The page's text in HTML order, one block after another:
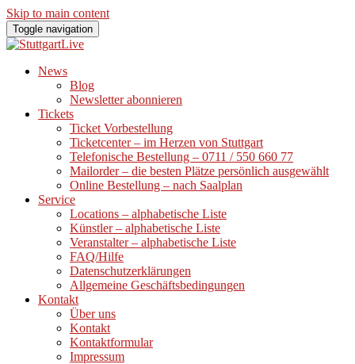
Skip to main content
Toggle navigation
News
Blog
Newsletter abonnieren
Tickets
Ticket Vorbestellung
Ticketcenter – im Herzen von Stuttgart
Telefonische Bestellung – 0711 / 550 660 77
Mailorder – die besten Plätze persönlich ausgewählt
Online Bestellung – nach Saalplan
Service
Locations – alphabetische Liste
Künstler – alphabetische Liste
Veranstalter – alphabetische Liste
FAQ/Hilfe
Datenschutzerklärungen
Allgemeine Geschäftsbedingungen
Kontakt
Über uns
Kontakt
Kontaktformular
Impressum